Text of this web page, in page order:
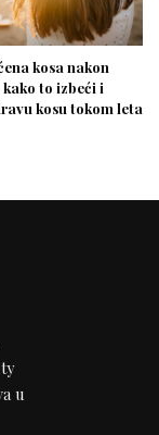
kosa nakon
to izbeći i
kosu tokom leta
u